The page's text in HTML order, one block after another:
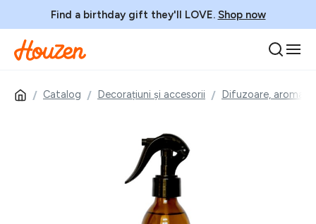
Find a birthday gift they'll LOVE. Shop now
Catalog Decorațiuni și accesorii Difuzoare,